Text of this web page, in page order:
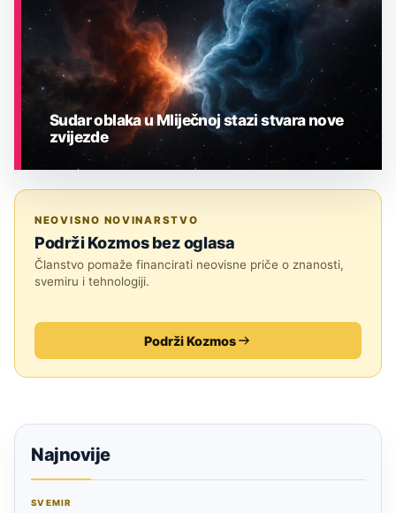
Sudar oblaka u Mliječnoj stazi stvara nove
zvijezde
NEOVISNO NOVINARSTVO
Podrži Kozmos bez oglasa
Članstvo pomaže financirati neovisne priče o znanosti,
svemiru i tehnologiji.
Podrži Kozmos
Najnovije
SVEMIR